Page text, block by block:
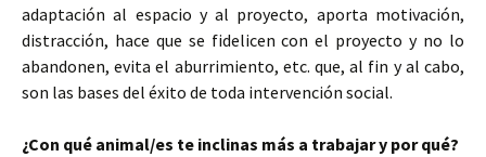
adaptación al espacio y al proyecto, aporta motivación,
distracción, hace que se fidelicen con el proyecto y no lo
abandonen, evita el aburrimiento, etc. que, al fin y al cabo,
son las bases del éxito de toda intervención social.
¿Con qué animal/es te inclinas más a trabajar y por qué?